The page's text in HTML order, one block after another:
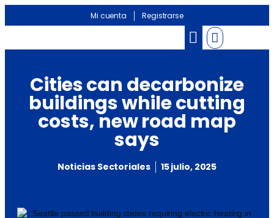
Mi cuenta Registrarse
Cities can decarbonize
buildings while cutting
costs, new road map
says
Noticias Sectoriales 15 julio, 2025